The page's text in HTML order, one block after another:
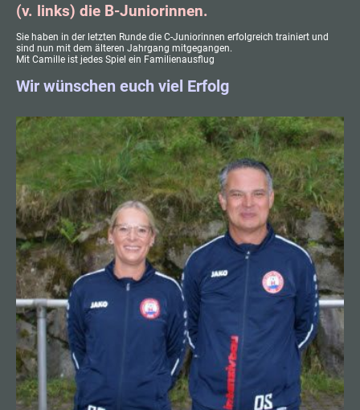
(v. links) die B-Juniorinnen.
Sie haben in der letzten Runde die C-Juniorinnen erfolgreich trainiert und
sind nun mit dem älteren Jahrgang mitgegangen.
Mit Camille ist jedes Spiel ein Familienausflug
Wir wünschen euch viel Erfolg